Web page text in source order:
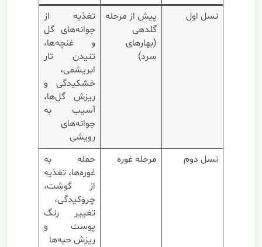
نسل اول
پیش از مرحله
گلدهی
(بهارهای
سرد)
تغذیه از
جوانه‌های گل
و غنچه‌ها،
تنیدن تار
ابریشمی،
خشکیدگی و
ریزش گل‌ها،
آسیب به
جوانه‌های
رویشی
نسل دوم
مرحله غوره
حمله به
غوره‌ها، تغذیه
از گوشت،
چروکیدگی،
تغییر رنگ
پوست و
ریزش حبه‌ها